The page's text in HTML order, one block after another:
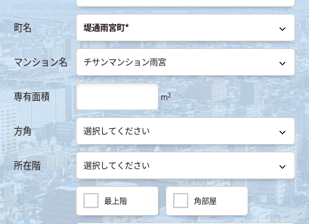
町名
マンション名
専有面積 m2
方角
所在階
最上階 角部屋